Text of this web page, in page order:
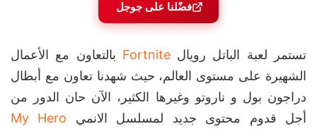
فضّلنا على جوجل
تستمر لعبة الباتل رويالFortnite بالتعاون مع الأعمال
الشهيرة على مستوى العالم، حيث شهدنا تعاون مع أبطال
دراجون بول و ناروتو وغيرها الكثير، الآن حان الدور من
أجل قدوم محتوى جديد لمسلسل الانمي My Hero